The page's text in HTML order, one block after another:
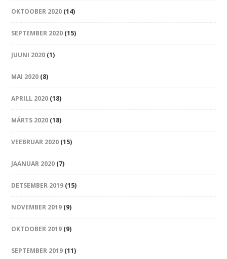
OKTOOBER 2020 (14)
SEPTEMBER 2020 (15)
JUUNI 2020 (1)
MAI 2020 (8)
APRILL 2020 (18)
MÄRTS 2020 (18)
VEEBRUAR 2020 (15)
JAANUAR 2020 (7)
DETSEMBER 2019 (15)
NOVEMBER 2019 (9)
OKTOOBER 2019 (9)
SEPTEMBER 2019 (11)